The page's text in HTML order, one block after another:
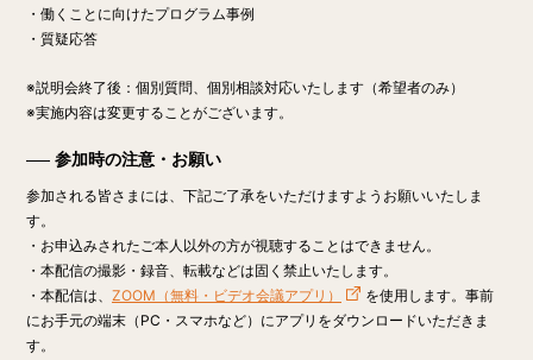
・働くことに向けたプログラム事例
・質疑応答
※説明会終了後：個別質問、個別相談対応いたします（希望者のみ）
※実施内容は変更することがございます。
参加時の注意・お願い
参加される皆さまには、下記ご了承をいただけますようお願いいたしま
す。
・お申込みされたご本人以外の方が視聴することはできません。
・本配信の撮影・録音、転載などは固く禁止いたします。
・本配信は、 ZOOM（無料・ビデオ会議アプリ）
を使用します。事前
にお手元の端末（PC・スマホなど）にアプリをダウンロードいただきま
す。